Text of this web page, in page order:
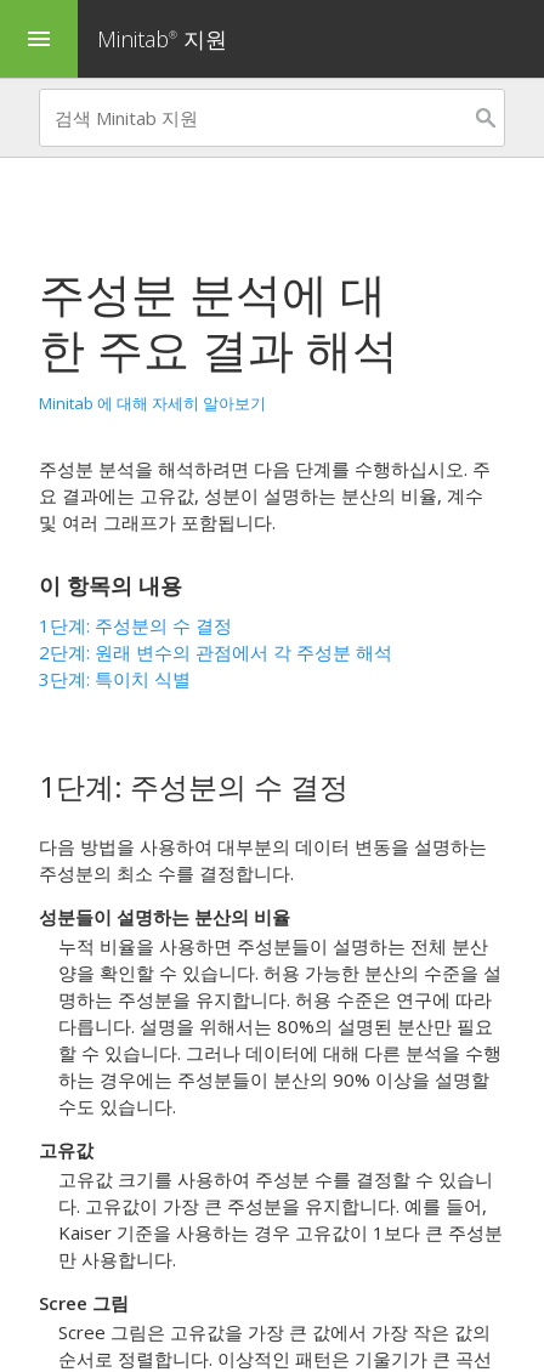
menu Minitab® 지원
주성분 분석에 대
한 주요 결과 해석
Minitab 에 대해 자세히 알아보기
주성분 분석을 해석하려면 다음 단계를 수행하십시오. 주
요 결과에는 고유값, 성분이 설명하는 분산의 비율, 계수
및 여러 그래프가 포함됩니다.
이 항목의 내용
1단계: 주성분의 수 결정
2단계: 원래 변수의 관점에서 각 주성분 해석
3단계: 특이치 식별
1단계: 주성분의 수 결정
다음 방법을 사용하여 대부분의 데이터 변동을 설명하는
주성분의 최소 수를 결정합니다.
성분들이 설명하는 분산의 비율
누적 비율을 사용하면 주성분들이 설명하는 전체 분산
양을 확인할 수 있습니다. 허용 가능한 분산의 수준을 설
명하는 주성분을 유지합니다. 허용 수준은 연구에 따라
다릅니다. 설명을 위해서는 80%의 설명된 분산만 필요
할 수 있습니다. 그러나 데이터에 대해 다른 분석을 수행
하는 경우에는 주성분들이 분산의 90% 이상을 설명할
수도 있습니다.
고유값
고유값 크기를 사용하여 주성분 수를 결정할 수 있습니
다. 고유값이 가장 큰 주성분을 유지합니다. 예를 들어,
Kaiser 기준을 사용하는 경우 고유값이 1보다 큰 주성분
만 사용합니다.
Scree 그림
Scree 그림은 고유값을 가장 큰 값에서 가장 작은 값의
순서로 정렬합니다. 이상적인 패턴은 기울기가 큰 곡선